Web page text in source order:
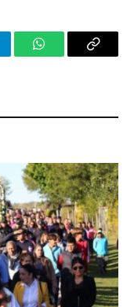
WhatsAppCopy